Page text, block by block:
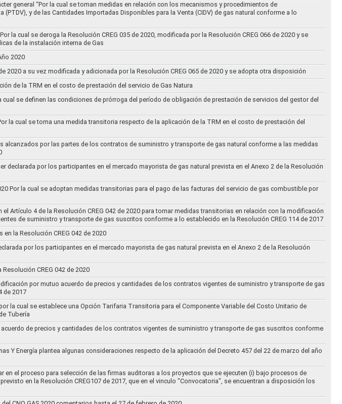
general “Por la cual se toman medidas en relación con los mecanismos y procedimientos de
y de las Cantidades Importadas Disponibles para la Venta (CIDV) de gas natural conforme a lo
la cual se deroga la Resolución CREG 035 de 2020, modificada por la Resolución CREG 066 de 2020 y se
de la instalación interna de Gas
2020
2020 a su vez modificada y adicionada por la Resolución CREG 065 de 2020 y se adopta otra disposición
de la TRM en el costo de prestación del servicio de Gas Natura
cual se definen las condiciones de prórroga del período de obligación de prestación de servicios del gestor del
la cual se toma una medida transitoria respecto de la aplicación de la TRM en el costo de prestación del
alcanzados por las partes de los contratos de suministro y transporte de gas natural conforme a las medidas
declarada por los participantes en el mercado mayorista de gas natural prevista en el Anexo 2 de la Resolución
Por la cual se adoptan medidas transitorias para el pago de las facturas del servicio de gas combustible por
Artículo 4 de la Resolución CREG 042 de 2020 para tomar medidas transitorias en relación con la modificación
de suministro y transporte de gas suscritos conforme a lo establecido en la Resolución CREG 114 de 2017
la Resolución CREG 042 de 2020
por los participantes en el mercado mayorista de gas natural prevista en el Anexo 2 de la Resolución
CREG 042 de 2020
por mutuo acuerdo de precios y cantidades de los contratos vigentes de suministro y transporte de gas
de 2017
la cual se establece una Opción Tarifaria Transitoria para el Componente Variable del Costo Unitario de
Tubería
de precios y cantidades de los contratos vigentes de suministro y transporte de gas suscritos conforme
Y Energía plantea algunas consideraciones respecto de la aplicación del Decreto 457 del 22 de marzo del año
en el proceso para selección de las firmas auditoras a los proyectos que se ejecuten (i) bajo procesos de
en la Resolución CREG107 de 2017, que en el vinculo "Convocatoria", se encuentran a disposición los